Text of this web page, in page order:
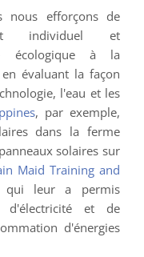
nous efforçons de
individuel et
écologique à la
évaluant la façon
l'eau et les
, par exemple,
dans la ferme
solaires sur
Maid Training and
qui leur a permis
d'électricité et de
d'énergies